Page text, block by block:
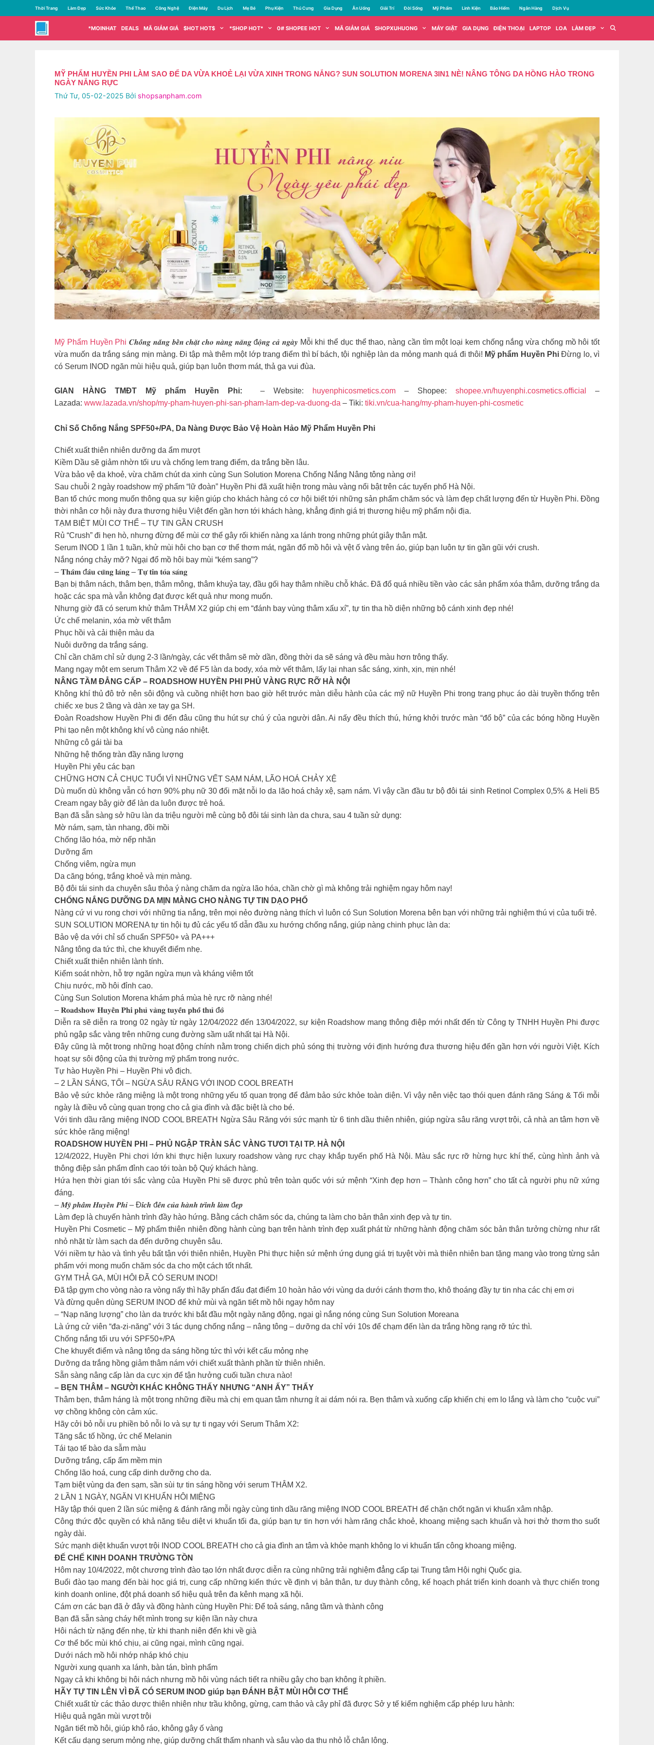
đến
dung
Thời Trang Làm Đẹp Sức Khỏe Thể Thao Công Nghệ Điện Máy Du Lịch Mẹ Bé Phụ Kiện Thú Cưng Gia Dụng Ăn Uống Giải Trí Đời Sống Mỹ Phẩm Linh Kiện Bảo Hiểm Ngân Hàng Dịch Vụ
*MOINHAT DEALS MÃ GIẢM GIÁ $HOT HOT$ *SHOP HOT* 0# SHOPEE HOT MÃ GIẢM GIÁ SHOPXUHUONG MÁY GIẶT GIA DỤNG ĐIỆN THOẠI LAPTOP LOA LÀM ĐẸP
MỸ PHẨM HUYỀN PHI LÀM SAO ĐỂ DA VỪA KHOẺ LẠI VỪA XINH TRONG NẮNG? SUN SOLUTION MORENA 3IN1 NÈ! NÂNG TÔNG DA HỒNG HÀO TRONG
NGÀY NẮNG RỰC
Thứ Tư, 05-02-2025 Bởi shopsanpham.com
Mỹ Phẩm Huyền Phi 𝑪𝒉𝒐̂́𝒏𝒈 𝒏𝒂̆́𝒏𝒈 𝒃𝒆̂̀𝒏 𝒄𝒉𝒂̣̆𝒕 𝒄𝒉𝒐 𝒏𝒂̀𝒏𝒈 𝒏𝒂̆𝒏𝒈 đ𝒐̣̂𝒏𝒈 𝒄𝒂̉ 𝒏𝒈𝒂̀𝒚 Mỗi khi thể dục thể thao, nàng cần tìm một loại kem chống nắng vừa chống mồ hôi tốt
vừa muốn da trắng sáng mịn màng. Đi tập mà thêm một lớp trang điểm thì bí bách, tội nghiệp làn da mỏng manh quá đi thôi! Mỹ phẩm Huyền PhiĐừng lo, vì
có Serum INOD ngăn mùi hiệu quả, giúp bạn luôn thơm mát, thả ga vui đùa.
GIAN HÀNG TMĐT Mỹ phẩm Huyền Phi: – Website: huyenphicosmetics.com– Shopee: shopee.vn/huyenphi.cosmetics.official
–
Lazada: www.lazada.vn/shop/my-pham-huyen-phi-san-pham-lam-dep-va-duong-da – Tiki: tiki.vn/cua-hang/my-pham-huyen-phi-cosmetic
Chỉ Số Chống Nắng SPF50+/PA, Da Nàng Được Bảo Vệ Hoàn Hảo Mỹ Phẩm Huyền Phi
Chiết xuất thiên nhiên dưỡng da ẩm mượt
Kiềm Dầu sẽ giảm nhờn tối ưu và chống lem trang điểm, da trắng bền lâu.
Vừa bảo vệ da khoẻ, vừa chăm chút da xinh cùng Sun Solution Morena Chống Nắng Nâng tông nàng ơi!
Sau chuỗi 2 ngày roadshow mỹ phẩm “lữ đoàn” Huyền Phi đã xuất hiện trong màu vàng nổi bật trên các tuyến phố Hà Nội.
Ban tổ chức mong muốn thông qua sự kiện giúp cho khách hàng có cơ hội biết tới những sản phẩm chăm sóc và làm đẹp chất lượng đến từ Huyền Phi. Đồng
thời nhân cơ hội này đưa thương hiệu Việt đến gần hơn tới khách hàng, khẳng định giá trị thương hiệu mỹ phẩm nội địa.
TẠM BIỆT MÙI CƠ THỂ – TỰ TIN GẦN CRUSH
Rủ “Crush” đi hẹn hò, nhưng đừng để mùi cơ thể gây rối khiến nàng xa lánh trong những phút giây thân mật.
Serum INOD 1 lần 1 tuần, khử mùi hôi cho bạn cơ thể thơm mát, ngăn đổ mồ hôi và vệt ố vàng trên áo, giúp bạn luôn tự tin gần gũi với crush.
Nắng nóng chảy mỡ? Ngại đổ mồ hôi bay mùi “kém sang”?
– 𝐓𝐡𝐚̂𝐦 đ𝐚̂𝐮 𝐜𝐮̃𝐧𝐠 𝐥𝐚́𝐧𝐠 – 𝐓𝐮̛̣ 𝐭𝐢𝐧 𝐭𝐨̉𝐚 𝐬𝐚́𝐧𝐠
Bạn bị thâm nách, thâm bẹn, thâm mông, thâm khuỷa tay, đầu gối hay thâm nhiều chỗ khác. Đã đổ quá nhiều tiền vào các sản phẩm xóa thâm, dưỡng trắng da
hoặc các spa mà vẫn không đạt được kết quả như mong muốn.
Nhưng giờ đã có serum khử thâm THÂM X2 giúp chị em “đánh bay vùng thâm xấu xí”, tự tin tha hồ diện những bộ cánh xinh đẹp nhé!
Ức chế melanin, xóa mờ vết thâm
Phục hồi và cải thiện màu da
Nuôi dưỡng da trắng sáng.
Chỉ cần chăm chỉ sử dụng 2-3 lần/ngày, các vết thâm sẽ mờ dần, đồng thời da sẽ sáng và đều màu hơn trông thấy.
Mang ngay một em serum Thâm X2 về để F5 làn da body, xóa mờ vết thâm, lấy lại nhan sắc sáng, xinh, xịn, mịn nhé!
NÂNG TẦM ĐẲNG CẤP – ROADSHOW HUYỀN PHI PHỦ VÀNG RỰC RỠ HÀ NỘI
Không khí thủ đô trở nên sôi động và cuồng nhiệt hơn bao giờ hết trước màn diễu hành của các mỹ nữ Huyền Phi trong trang phục áo dài truyền thống trên
chiếc xe bus 2 tầng và dàn xe tay ga SH.
Đoàn Roadshow Huyền Phi đi đến đâu cũng thu hút sự chú ý của người dân. Ai nấy đều thích thú, hứng khởi trước màn “đổ bộ” của các bóng hồng Huyền
Phi tạo nên một không khí vô cùng náo nhiệt.
Những cô gái tài ba
Những hệ thống tràn đầy năng lượng
Huyền Phi yêu các bạn
CHỮNG HƠN CẢ CHỤC TUỔI VÌ NHỮNG VẾT SẠM NÁM, LÃO HOÁ CHẢY XỆ
Dù muốn dù không vẫn có hơn 90% phụ nữ 30 đối mặt nỗi lo da lão hoá chảy xệ, sạm nám. Vì vậy cần đầu tư bộ đôi tái sinh Retinol Complex 0,5% & Heli B5
Cream ngay bây giờ để làn da luôn được trẻ hoá.
Bạn đã sẵn sàng sở hữu làn da triệu người mê cùng bộ đôi tái sinh làn da chưa, sau 4 tuần sử dụng:
Mờ nám, sạm, tàn nhang, đồi mồi
Chống lão hóa, mờ nếp nhăn
Dưỡng ẩm
Chống viêm, ngừa mụn
Da căng bóng, trắng khoẻ và mịn màng.
Bộ đôi tái sinh da chuyên sâu thỏa ý nàng chăm da ngừa lão hóa, chần chờ gì mà không trải nghiệm ngay hôm nay!
CHỐNG NẮNG DƯỠNG DA MỊN MÀNG CHO NÀNG TỰ TIN DẠO PHỐ
Nàng cứ vi vu rong chơi với những tia nắng, trên mọi nẻo đường nàng thích vì luôn có Sun Solution Morena bên bạn với những trải nghiệm thú vị của tuổi trẻ.
SUN SOLUTION MORENA tự tin hội tụ đủ các yếu tố dẫn đầu xu hướng chống nắng, giúp nàng chinh phục làn da:
Bảo vệ da với chỉ số chuẩn SPF50+ và PA+++
Nâng tông da tức thì, che khuyết điểm nhẹ.
Chiết xuất thiên nhiên lành tính.
Kiểm soát nhờn, hỗ trợ ngăn ngừa mụn và kháng viêm tốt
Chịu nước, mồ hôi đỉnh cao.
Cùng Sun Solution Morena khám phá mùa hè rực rỡ nàng nhé!
– 𝐑𝐨𝐚𝐝𝐬𝐡𝐨𝐰 𝐇𝐮𝐲𝐞̂̀𝐧 𝐏𝐡𝐢 𝐩𝐡𝐮̉ 𝐯𝐚̀𝐧𝐠 𝐭𝐮𝐲𝐞̂́𝐧 𝐩𝐡𝐨̂́ 𝐭𝐡𝐮̉ đ𝐨̂
Diễn ra sẽ diễn ra trong 02 ngày từ ngày 12/04/2022 đến 13/04/2022, sự kiện Roadshow mang thông điệp mới nhất đến từ Công ty TNHH Huyền Phi được
phủ ngập sắc vàng trên những cung đường sầm uất nhất tại Hà Nội.
Đây cũng là một trong những hoạt động chính nằm trong chiến dịch phủ sóng thị trường với định hướng đưa thương hiệu đến gần hơn với người Việt. Kích
hoạt sự sôi động của thị trường mỹ phẩm trong nước.
Tự hào Huyền Phi – Huyền Phi vô địch.
– 2 LẦN SÁNG, TỐI – NGỪA SÂU RĂNG VỚI INOD COOL BREATH
Bảo vệ sức khỏe răng miệng là một trong những yếu tố quan trọng để đảm bảo sức khỏe toàn diện. Vì vậy nên việc tạo thói quen đánh răng Sáng & Tối mỗi
ngày là điều vô cùng quan trọng cho cả gia đình và đặc biệt là cho bé.
Với tinh dầu răng miệng INOD COOL BREATH Ngừa Sâu Răng với sức mạnh từ 6 tinh dầu thiên nhiên, giúp ngừa sâu răng vượt trội, cả nhà an tâm hơn về
sức khỏe răng miệng!
ROADSHOW HUYỀN PHI – PHỦ NGẬP TRÀN SẮC VÀNG TƯƠI TẠI TP. HÀ NỘI
12/4/2022, Huyền Phi chơi lớn khi thực hiện luxury roadshow vàng rực chạy khắp tuyến phố Hà Nội. Màu sắc rực rỡ hừng hực khí thế, cùng hình ảnh và
thông điệp sản phẩm đỉnh cao tới toàn bộ Quý khách hàng.
Hứa hẹn thời gian tới sắc vàng của Huyền Phi sẽ được phủ trên toàn quốc với sứ mệnh “Xinh đẹp hơn – Thành công hơn” cho tất cả người phụ nữ xứng
đáng.
– 𝑴𝒚̃ 𝒑𝒉𝒂̂̉𝒎 𝑯𝒖𝒚𝒆̂̀𝒏 𝑷𝒉𝒊 – Đ𝒊́𝒄𝒉 đ𝒆̂́𝒏 𝒄𝒖̉𝒂 𝒉𝒂̀𝒏𝒉 𝒕𝒓𝒊̀𝒏𝒉 𝒍𝒂̀𝒎 đ𝒆̣𝒑
Làm đẹp là chuyến hành trình đầy hào hứng. Bằng cách chăm sóc da, chúng ta làm cho bản thân xinh đẹp và tự tin.
Huyền Phi Cosmetic – Mỹ phẩm thiên nhiên đồng hành cùng bạn trên hành trình đẹp xuất phát từ những hành động chăm sóc bản thân tưởng chừng như rất
nhỏ nhặt từ làm sạch da đến dưỡng chuyên sâu.
Với niềm tự hào và tình yêu bất tận với thiên nhiên, Huyền Phi thực hiện sứ mệnh ứng dụng giá trị tuyệt vời mà thiên nhiên ban tặng mang vào trong từng sản
phẩm với mong muốn chăm sóc da cho một cách tốt nhất.
GYM THẢ GA, MÙI HÔI ĐÃ CÓ SERUM INOD!
Đã tập gym cho vòng nào ra vòng nấy thì hãy phấn đấu đạt điểm 10 hoàn hảo với vùng da dưới cánh thơm tho, khô thoáng đầy tự tin nha các chị em ơi
Và đừng quên dùng SERUM INOD để khử mùi và ngăn tiết mồ hôi ngay hôm nay
– “Nạp năng lượng” cho làn da trước khi bắt đầu một ngày năng động, ngại gì nắng nóng cùng Sun Solution Moreana
Là ứng cử viên “đa-zi-năng” với 3 tác dụng chống nắng – nâng tông – dưỡng da chỉ với 10s để chạm đến làn da trắng hồng rạng rỡ tức thì.
Chống nắng tối ưu với SPF50+/PA
Che khuyết điểm và nâng tông da sáng hồng tức thì với kết cấu mỏng nhẹ
Dưỡng da trắng hồng giảm thâm nám với chiết xuất thành phần từ thiên nhiên.
Sẵn sàng nâng cấp làn da cực xịn để tận hưởng cuối tuần chưa nào!
– BẸN THÂM – NGƯỜI KHÁC KHÔNG THẤY NHƯNG “ANH ẤY” THẤY
Thâm bẹn, thâm háng là một trong những điều mà chị em quan tâm nhưng ít ai dám nói ra. Bẹn thâm và xuống cấp khiến chị em lo lắng và làm cho “cuộc vui”
vợ chồng không còn cảm xúc.
Hãy cởi bỏ nỗi ưu phiền bỏ nỗi lo và sự tự ti ngay với Serum Thâm X2:
Tăng sắc tố hồng, ức chế Melanin
Tái tạo tế bào da sẫm màu
Dưỡng trắng, cấp ẩm mềm mịn
Chống lão hoá, cung cấp dinh dưỡng cho da.
Tạm biệt vùng da đen sạm, sần sùi tự tin sáng hồng với serum THÂM X2.
2 LẦN 1 NGÀY, NGĂN VI KHUẨN HÔI MIỆNG
Hãy tập thói quen 2 lần súc miệng & đánh răng mỗi ngày cùng tinh dầu răng miệng INOD COOL BREATH để chặn chốt ngăn vi khuẩn xâm nhập.
Công thức độc quyền có khả năng tiêu diệt vi khuẩn tối đa, giúp bạn tự tin hơn với hàm răng chắc khoẻ, khoang miệng sạch khuẩn và hơi thở thơm tho suốt
ngày dài.
Sức mạnh diệt khuẩn vượt trội INOD COOL BREATH cho cả gia đình an tâm và khỏe mạnh không lo vi khuẩn tấn công khoang miệng.
ĐẾ CHẾ KINH DOANH TRƯỜNG TỒN
Hôm nay 10/4/2022, một chương trình đào tạo lớn nhất được diễn ra cùng những trải nghiệm đẳng cấp tại Trung tâm Hội nghị Quốc gia.
Buổi đào tạo mang đến bài học giá trị, cung cấp những kiến thức về định vị bản thân, tư duy thành công, kế hoạch phát triển kinh doanh và thực chiến trong
kinh doanh online, đột phá doanh số hiệu quả trên đa kênh mạng xã hội.
Cám ơn các bạn đã ở đây và đồng hành cùng Huyền Phi: Để toả sáng, nâng tầm và thành công
Bạn đã sẵn sàng cháy hết mình trong sự kiện lần này chưa
Hôi nách từ nặng đến nhẹ, từ khi thanh niên đến khi về già
Cơ thể bốc mùi khó chịu, ai cũng ngại, mình cũng ngại.
Dưới nách mồ hôi nhớp nháp khó chịu
Người xung quanh xa lánh, bàn tán, bình phẩm
Ngay cả khi không bị hôi nách nhưng mồ hôi vùng nách tiết ra nhiều gây cho bạn không ít phiền.
HÃY TỰ TIN LÊN VÌ ĐÃ CÓ SERUM INOD giúp bạn ĐÁNH BẬT MÙI HÔI CƠ THỂ
Chiết xuất từ các thảo dược thiên nhiên như trầu không, gừng, cam thảo và cây phỉ đã được Sở y tế kiểm nghiệm cấp phép lưu hành:
Hiệu quả ngăn mùi vượt trội
Ngăn tiết mồ hôi, giúp khô ráo, không gây ố vàng
Kết cấu dạng serum mỏng nhẹ, giúp dưỡng chất thấm nhanh và sâu vào da thu nhỏ lỗ chân lông.